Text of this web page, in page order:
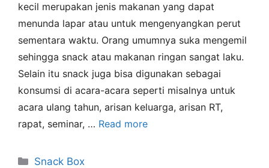
kecil merupakan jenis makanan yang dapat
menunda lapar atau untuk mengenyangkan perut
sementara waktu. Orang umumnya suka mengemil
sehingga snack atau makanan ringan sangat laku.
Selain itu snack juga bisa digunakan sebagai
konsumsi di acara-acara seperti misalnya untuk
acara ulang tahun, arisan keluarga, arisan RT,
rapat, seminar, … Read more
Snack Box